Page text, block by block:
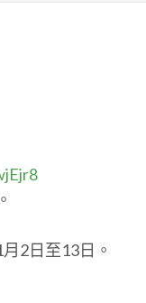
2日至13日。